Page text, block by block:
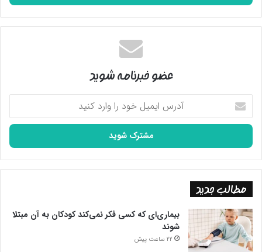
عضو خبرنامه شوید
آدرس
ایمیل
خود
وارد
کنید
مطالب جدید
بیماری‌ای که کسی فکر نمی‌کند کودکان به آن مبتلا
شوند
22 ساعت پیش